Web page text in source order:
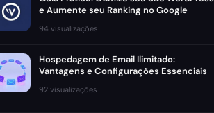
e Aumente seu Ranking no Google
94 visualizações
Hospedagem de Email Ilimitado:
Vantagens e Configurações Essenciais
92 visualizações